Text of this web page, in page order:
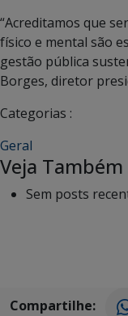
“Acreditamos que
físico e mental são
gestão pública
Borges, diretor
Categorias :
Geral
Veja Também
Sem posts
Compartilhe: